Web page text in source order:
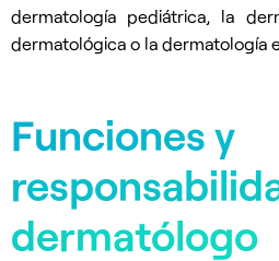
dermatología pediátrica, la
dermatológica o la dermatología
Funciones y
dermatólogo